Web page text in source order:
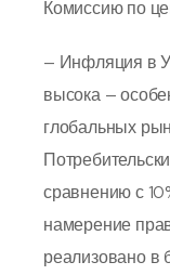
Комиссию по
— Инфляция в
высока —
глобальных
сравнению с
намерение
реализовано в